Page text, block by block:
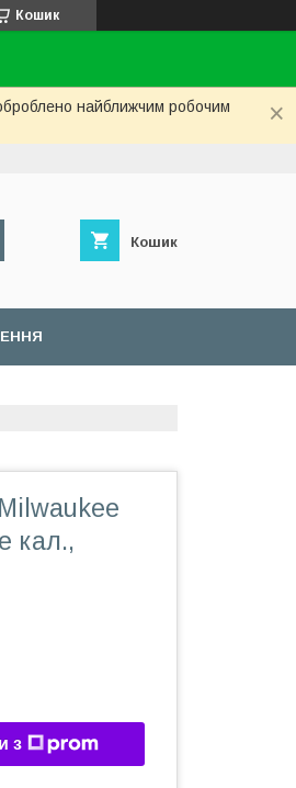
Кошик
найближчим робочим
Кошик
кал.,
з